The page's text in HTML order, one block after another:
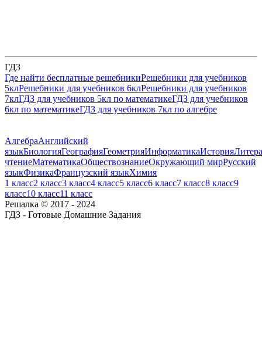
ГДЗ
Где найти бесплатные решебникиРешебники для учебников
5клРешебники для учебников 6клРешебники для учебников
7клГДЗ для учебников 5кл по математикеГДЗ для учебников
6кл по математикеГДЗ для учебников 7кл по алгебре
АлгебраАнглийский
языкБиологияГеографияГеометрияИнформатикаИстория
чтениеМатематикаОбществознаниеОкружающий мирРусский
языкФизикаФранцузский языкХимия
1 класс2 класс3 класс4 класс5 класс6 класс7 класс8 класс9
класс10 класс11 класс
Решалка © 2017 - 2024
ГДЗ - Готовые Домашние Задания